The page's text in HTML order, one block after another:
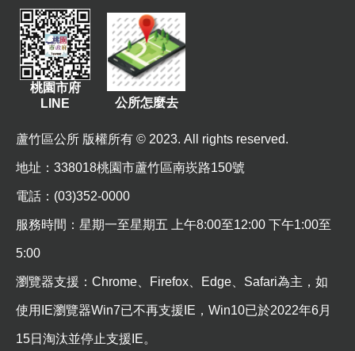
資
訊
機
關
錄
相
關
料
首
頁
網
桃園市府
LINE
公所怎麼去
蘆竹區公所 版權所有 © 2023. All rights reserved.
地址 ：338018桃園市蘆竹區南崁路150號
電話：(03)352-0000
服務時間：星期一至星期五 上午8:00至12:00 下午1:00至
5:00
瀏覽器支援：Chrome、Firefox、Edge、Safari為主，如
使用IE瀏覽器Win7已不再支援IE，Win10已於2022年6月
15日淘汰並停止支援IE。